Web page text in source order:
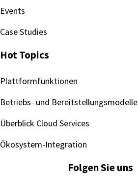
Events
Case Studies
Hot Topics
Plattformfunktionen
Betriebs- und Bereitstellungsmodelle
Überblick Cloud Services
Ökosystem-Integration
Folgen Sie uns